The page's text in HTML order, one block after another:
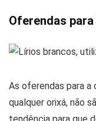
Oferendas
As oferendas para a
qualquer orixá, não
tendência para que